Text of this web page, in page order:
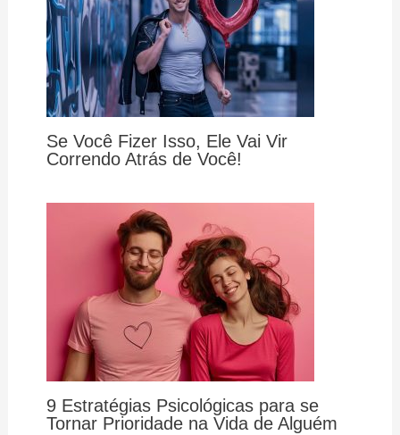
Se Você Fizer Isso, Ele Vai Vir
Correndo Atrás de Você!
9 Estratégias Psicológicas para se
Tornar Prioridade na Vida de Alguém